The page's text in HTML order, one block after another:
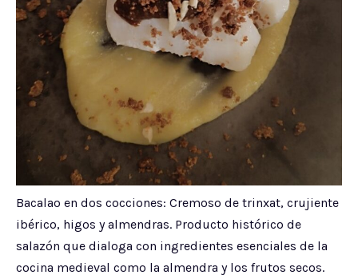
Bacalao en dos cocciones: Cremoso de trinxat, crujiente
ibérico, higos y almendras. Producto histórico de
salazón que dialoga con ingredientes esenciales de la
cocina medieval como la almendra y los frutos secos.